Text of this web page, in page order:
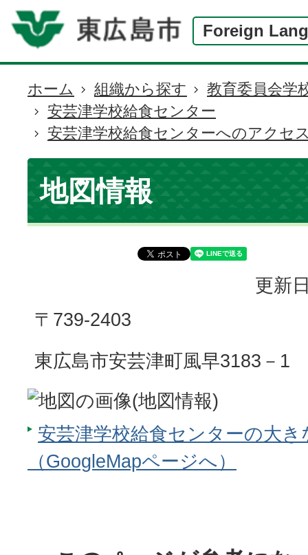
Foreign
現
在
の
位
置
ホーム 組織から探す
教育委員会学
安芸津学校給食センター
安芸津学校給食センターへのアクセ
地図情報
更新
〒739-2403
東広島市安芸津町風早3183－1
安芸津学校給食センターの大
（GoogleMapページへ）